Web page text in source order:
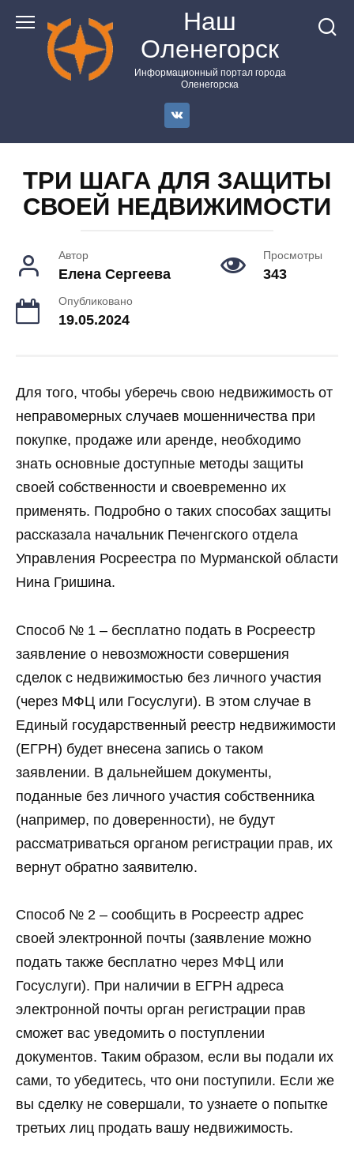
контенту
Наш
Оленегорск
Информационный портал города
Оленегорска
ТРИ ШАГА ДЛЯ ЗАЩИТЫ
СВОЕЙ НЕДВИЖИМОСТИ
Автор
Елена Сергеева
Просмотры
343
Опубликовано
19.05.2024
Для того, чтобы уберечь свою недвижимость от
неправомерных случаев мошенничества при
покупке, продаже или аренде, необходимо
знать основные доступные методы защиты
своей собственности и своевременно их
применять. Подробно о таких способах защиты
рассказала начальник Печенгского отдела
Управления Росреестра по Мурманской области
Нина Гришина.
Способ № 1 – бесплатно подать в Росреестр
заявление о невозможности совершения
сделок с недвижимостью без личного участия
(через МФЦ или Госуслуги). В этом случае в
Единый государственный реестр недвижимости
(ЕГРН) будет внесена запись о таком
заявлении. В дальнейшем документы,
поданные без личного участия собственника
(например, по доверенности), не будут
рассматриваться органом регистрации прав, их
вернут обратно заявителю.
Способ № 2 – сообщить в Росреестр адрес
своей электронной почты (заявление можно
подать также бесплатно через МФЦ или
Госуслуги). При наличии в ЕГРН адреса
электронной почты орган регистрации прав
сможет вас уведомить о поступлении
документов. Таким образом, если вы подали их
сами, то убедитесь, что они поступили. Если же
вы сделку не совершали, то узнаете о попытке
третьих лиц продать вашу недвижимость.